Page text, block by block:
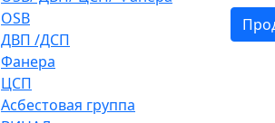
OSB
ДВП /ДСП
Фанера
ЦСП
Асбестовая группа